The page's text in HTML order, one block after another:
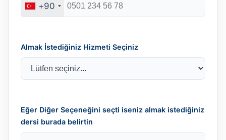
+90
Almak İstediğiniz Hizmeti Seçiniz
Eğer Diğer Seçeneğini seçti iseniz almak istediğiniz
dersi burada belirtin